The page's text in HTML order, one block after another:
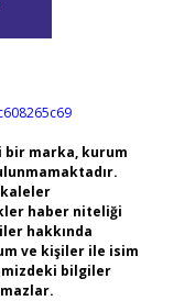
marka, kurum
haber niteliği
hakkında
ve kişiler ile isim
bilgiler